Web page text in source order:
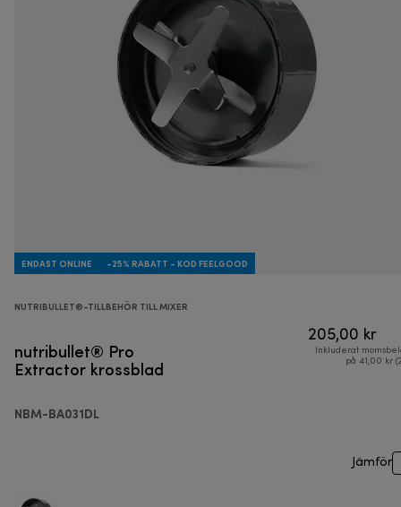
ENDAST ONLINE -25% RABATT - KOD FEELGOOD
NUTRIBULLET®-TILLBEHÖR TILL MIXER
nutribullet® Pro
Extractor krossblad
NBM-BA031DL
205,00 kr
Inkluderat
på 41,00 kr
Jämför